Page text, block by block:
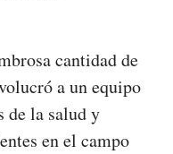
cantidad de
a un equipo
de la salud y
en el campo